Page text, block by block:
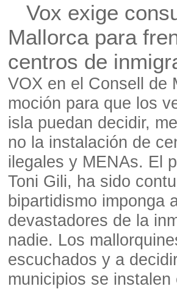
Vox exige
Mallorca para
centros de
VOX en el Consell de
moción para que los
isla puedan decidir,
no la instalación de
ilegales y MENAs. El
Toni Gili, ha sido
bipartidismo imponga
devastadores de la
nadie. Los
escuchados y a
municipios se instalen